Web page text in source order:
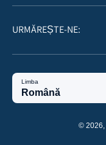
URMĂREȘTE-NE:
Limba
Română
© 2026,